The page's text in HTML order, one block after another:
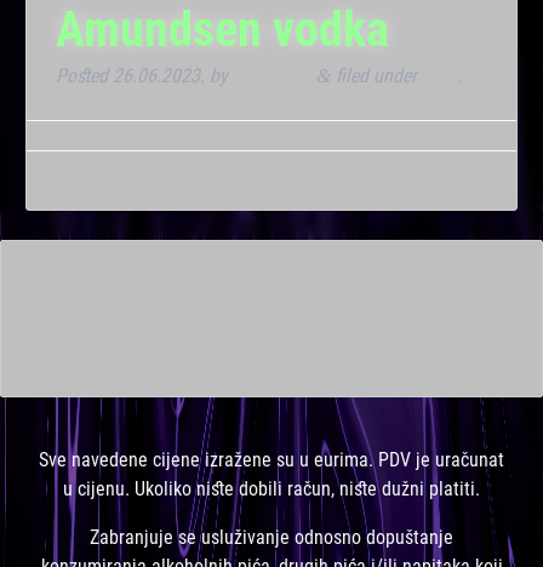
Amundsen vodka
Posted 26.06.2023. by & filed under .
Sve navedene cijene izražene su u eurima. PDV je uračunat
u cijenu. Ukoliko niste dobili račun, niste dužni platiti.
Zabranjuje se usluživanje odnosno dopuštanje